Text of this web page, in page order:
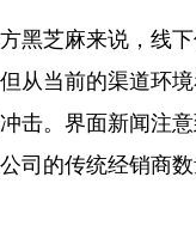
黑芝麻来说，线
从当前的渠道环
击。界面新闻注
司的传统经销商